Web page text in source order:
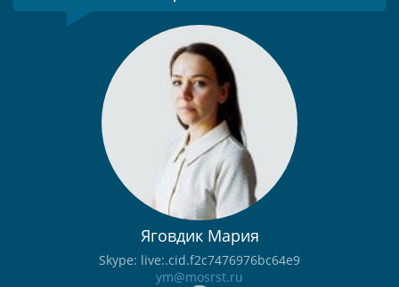
Яговдик Мария
Skype: live:.cid.f2c7476976bc64e9
ym@mosrst.ru